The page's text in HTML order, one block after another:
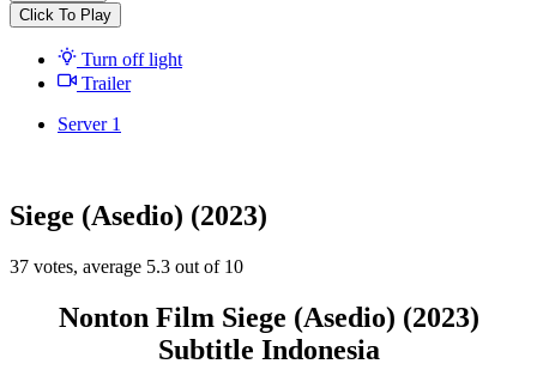
Click To Play
Turn off light
Trailer
Server 1
Siege (Asedio) (2023)
37 votes, average 5.3 out of 10
Nonton Film Siege (Asedio) (2023)
Subtitle Indonesia